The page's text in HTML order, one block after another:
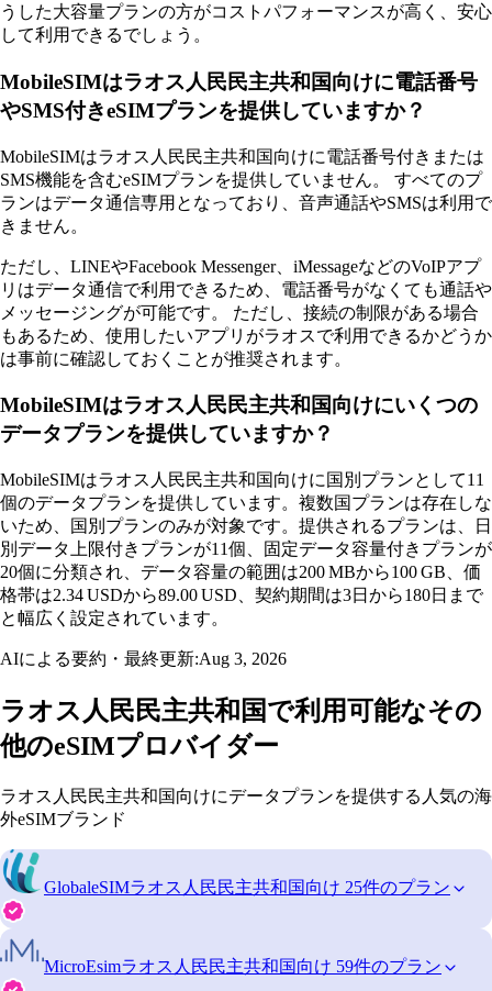
うした大容量プランの方がコストパフォーマンスが高く、安心
して利用できるでしょう。
MobileSIMはラオス人民民主共和国向けに電話番号
やSMS付きeSIMプランを提供していますか？
MobileSIMはラオス人民民主共和国向けに電話番号付きまたは
SMS機能を含むeSIMプランを提供していません。 すべてのプ
ランはデータ通信専用となっており、音声通話やSMSは利用で
きません。
ただし、LINEやFacebook Messenger、iMessageなどのVoIPアプ
リはデータ通信で利用できるため、電話番号がなくても通話や
メッセージングが可能です。 ただし、接続の制限がある場合
もあるため、使用したいアプリがラオスで利用できるかどうか
は事前に確認しておくことが推奨されます。
MobileSIMはラオス人民民主共和国向けにいくつの
データプランを提供していますか？
MobileSIMはラオス人民民主共和国向けに国別プランとして11
個のデータプランを提供しています。複数国プランは存在しな
いため、国別プランのみが対象です。提供されるプランは、日
別データ上限付きプランが11個、固定データ容量付きプランが
20個に分類され、データ容量の範囲は200 MBから100 GB、価
格帯は2.34 USDから89.00 USD、契約期間は3日から180日まで
と幅広く設定されています。
AIによる要約・最終更新:Aug 3, 2026
ラオス人民民主共和国で利用可能なその
他のeSIMプロバイダー
ラオス人民民主共和国向けにデータプランを提供する人気の海
外eSIMブランド
GlobaleSIMラオス人民民主共和国向け 25件のプラン
MicroEsimラオス人民民主共和国向け 59件のプラン